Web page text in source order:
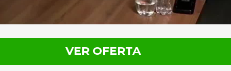
VER OFERTA